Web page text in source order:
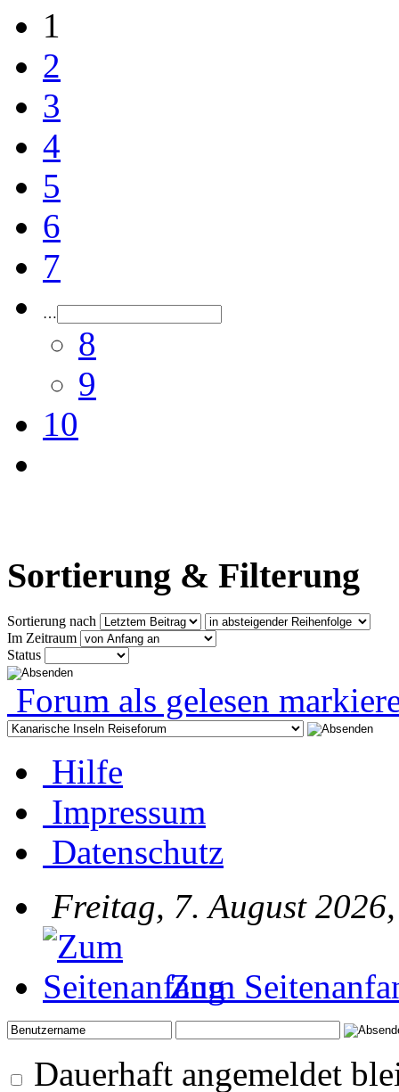
1
2
3
4
5
6
7
…
8
9
10
Sortierung & Filterung
Sortierung nach
Im Zeitraum
Status
Forum als gelesen
Hilfe
Impressum
Datenschutz
Freitag, 7. August
Zum
Dauerhaft angemeldet